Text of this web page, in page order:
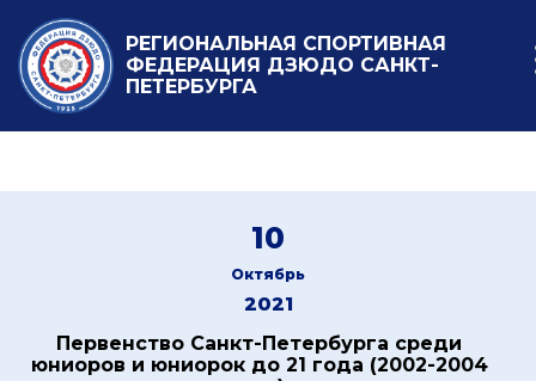
РЕГИОНАЛЬНАЯ СПОРТИВНАЯ
ФЕДЕРАЦИЯ ДЗЮДО САНКТ-
ПЕТЕРБУРГА
10
Октябрь
2021
Первенство Санкт-Петербурга среди
юниоров и юниорок до 21 года (2002-2004